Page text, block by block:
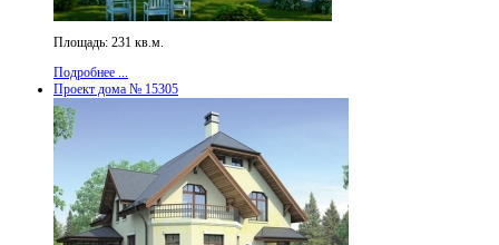
Площадь: 231 кв.м.
Подробнее ...
Проект дома № 15305